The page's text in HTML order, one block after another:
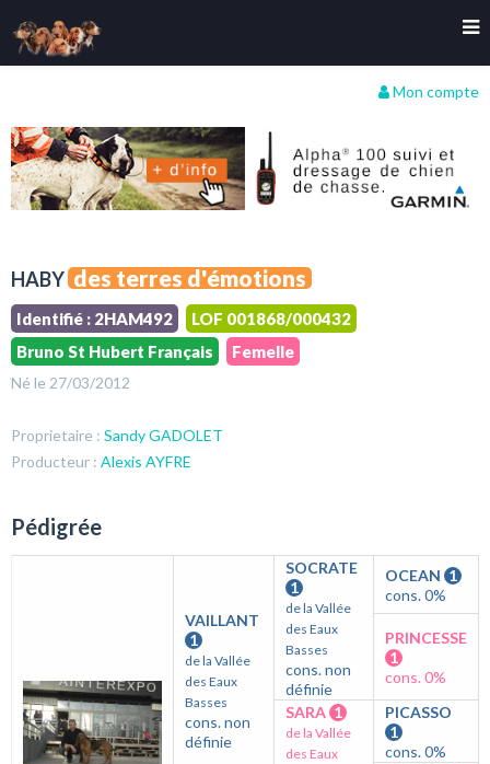
Mon compte
HABY des terres d'émotions
Identifié : 2HAM492
LOF 001868/000432
Bruno St Hubert Français
Femelle
Né le 27/03/2012
Proprietaire : Sandy GADOLET
Producteur : Alexis AYFRE
Pédigrée
VAILLANT
1
de la Vallée
des Eaux
Basses
cons. non
définie
SOCRATE
1
de la Vallée
des Eaux
Basses
cons. non
définie
OCEAN 1
cons. 0%
PRINCESSE
1
cons. 0%
SARA 1
de la Vallée
des Eaux
PICASSO
1
cons. 0%